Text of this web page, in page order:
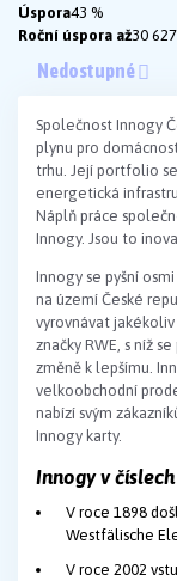
Úspora43 %
Roční úspora až30
Nedostupné
Společnost Innogy
plynu pro
trhu. Její portfolio
energetická
Náplň práce
Innogy. Jsou to
Innogy se pyšní
na území České
vyrovnávat jakékoliv
značky RWE, s níž
změně k lepšímu.
velkoobchodní
nabízí svým
Innogy karty.
Innogy v číslech
V roce 1898
Westfälische
V roce 2002